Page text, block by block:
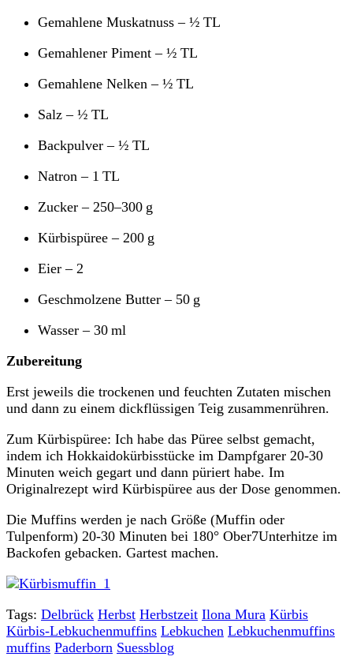
Gemahlene Muskatnuss – ½ TL
Gemahlener Piment – ½ TL
Gemahlene Nelken – ½ TL
Salz – ½ TL
Backpulver – ½ TL
Natron – 1 TL
Zucker – 250–300 g
Kürbispüree – 200 g
Eier – 2
Geschmolzene Butter – 50 g
Wasser – 30 ml
Zubereitung
Erst jeweils die trockenen und feuchten Zutaten mischen
und dann zu einem dickflüssigen Teig zusammenrühren.
Zum Kürbispüree: Ich habe das Püree selbst gemacht,
indem ich Hokkaidokürbisstücke im Dampfgarer 20-30
Minuten weich gegart und dann püriert habe. Im
Originalrezept wird Kürbispüree aus der Dose genommen.
Die Muffins werden je nach Größe (Muffin oder
Tulpenform) 20-30 Minuten bei 180° Ober7Unterhitze im
Backofen gebacken. Gartest machen.
Tags: Delbrück Herbst Herbstzeit Ilona Mura Kürbis
Kürbis-Lebkuchenmuffins Lebkuchen Lebkuchenmuffins
muffins Paderborn Suessblog